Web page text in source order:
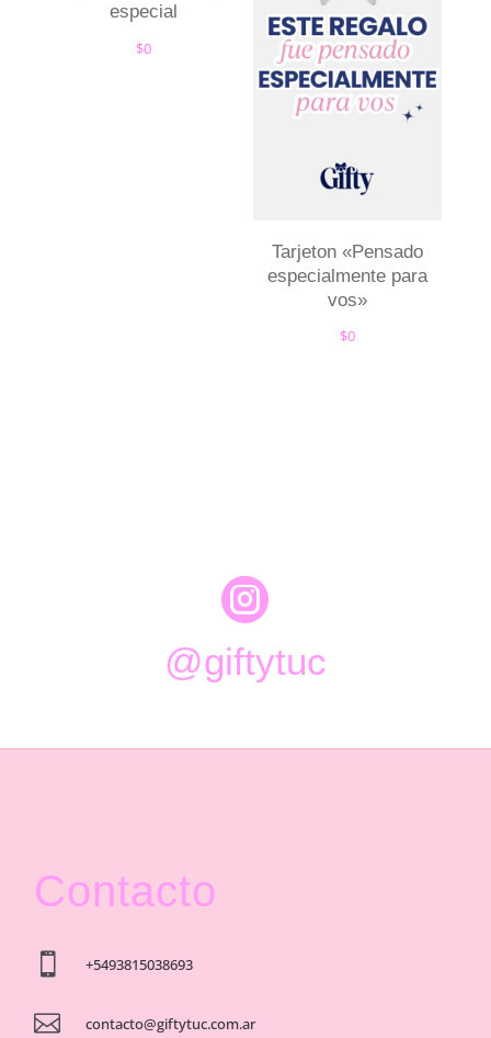
especial
$0
Tarjeton «Pensado
especialmente para
vos»
$0

@giftytuc
Contacto
 +5493815038693
 contacto@giftytuc.com.ar